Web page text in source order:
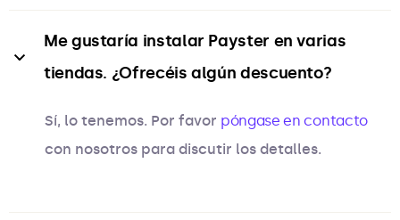
Me gustaría instalar Payster en varias
tiendas. ¿Ofrecéis algún descuento?
Sí, lo tenemos. Por favor póngase en contacto
con nosotros para discutir los detalles.